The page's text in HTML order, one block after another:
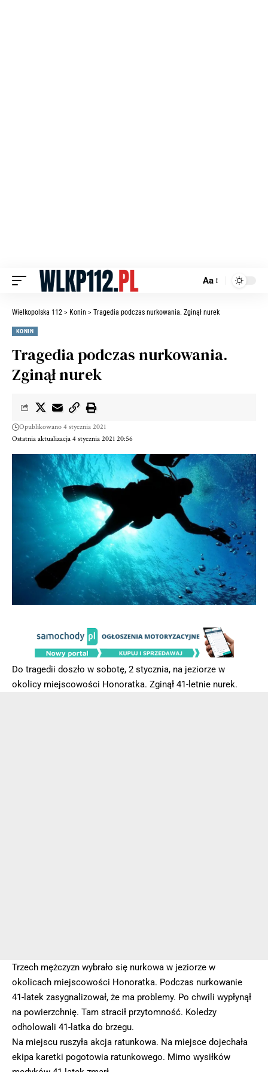
Aa
Wielkopolska 112 > Konin > Tragedia podczas nurkowania. Zginął nurek
KONIN
Tragedia podczas nurkowania.
Zginął nurek
Ostatnia aktualizacja 4 stycznia 2021 20:56
Opublikowano 4 stycznia 2021
Do tragedii doszło w sobotę, 2 stycznia, na jeziorze w
okolicy miejscowości Honoratka. Zginął 41-letnie nurek.
Trzech mężczyzn wybrało się nurkowa w jeziorze w
okolicach miejscowości Honoratka. Podczas nurkowanie
41-latek zasygnalizował, że ma problemy. Po chwili wypłynął
na powierzchnię. Tam stracił przytomność. Koledzy
odholowali 41-latka do brzegu.
Na miejscu ruszyła akcja ratunkowa. Na miejsce dojechała
ekipa karetki pogotowia ratunkowego. Mimo wysiłków